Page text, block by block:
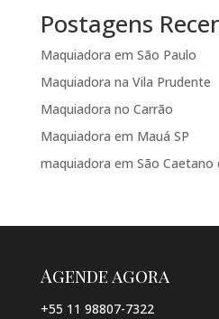
Postagens
Maquiadora em São Paulo
Maquiadora na Vila Prudente
Maquiadora no Carrão
Maquiadora em Mauá SP
maquiadora em São Caetano
Agende agora
+55 11 98807-7322